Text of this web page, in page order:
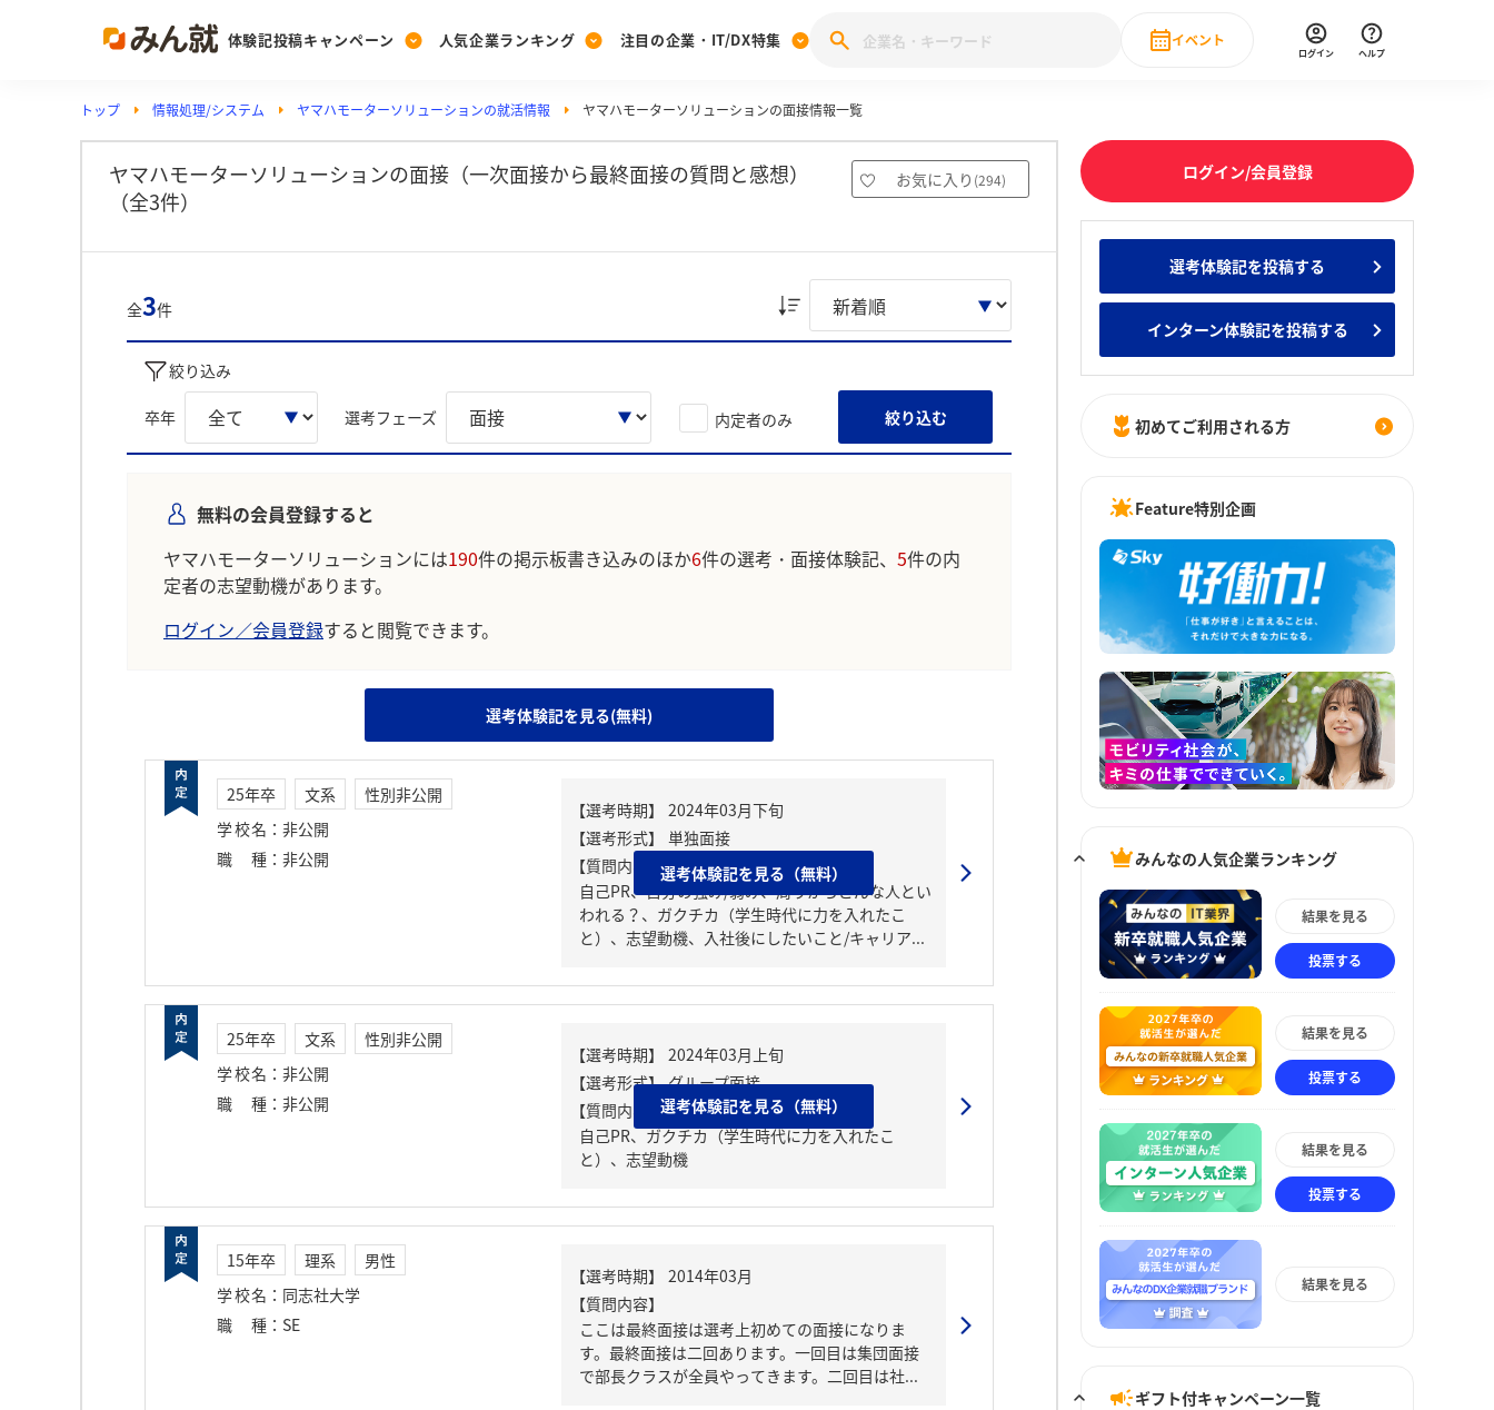
体験記投稿キャンペーン
Post
投稿する
[27卒] 本選考体験記投稿キャンペーン
人気企業ランキング
Ranking
ランキングを見る
みんなのDX企業就職ブランド調査
Vote みんなの新卒就職人気企業ランキング みんなのインターン人気企業ランキ
注目の企業・IT/DX特集
PickUp
注目の企業特集
28卒 IT・DX現場社員インタビュー
イベント
直近のイベント一覧
ログイン ヘルプ
トップ 情報処理/システム ヤマハモーターソリューションの就活情報 ヤマハモーターソリューションの面接情報一覧
ヤマハモーターソリューションの面接（一次面接から最終面接の質問と感想）
（全3件）
お気に入り (294)
全3件
絞り込み
卒年 選考フェーズ 内定者のみ 絞り込む
無料の会員登録すると
ヤマハモーターソリューションには190件の掲示板書き込みのほか6件の選考・面接体験記、 5件の内
定者の志望動機があります。
ログイン／会員登録すると閲覧できます。
選考体験記を見る(無料)
25年卒 文系
性別非公開
学校名 ： 非公開
職種 ： 非公開
【質問内容・課題】
自己PR、自分の強み/弱み、周りからどんな人とい
われる？、ガクチカ（学生時代に力を入れたこ
と）、志望動機、入社後にしたいこと/キャリア...
選考体験記を見る（無料）
25年卒 文系
性別非公開
学校名 ： 非公開
職種 ： 非公開
【質問内容・課題】
自己PR、ガクチカ（学生時代に力を入れたこ
と）、志望動機
選考体験記を見る（無料）
15年卒 理系
男性
学校名 ： 同志社大学
職種 ： SE
【質問内容】
ここは最終面接は選考上初めての面接になりま
す。最終面接は二回あります。一回目は集団面接
で部長クラスが全員やってきます。二回目は社...
ログイン/会員登録
選考体験記を投稿する
インターン体験記を投稿する
初めてご利用される方
Feature特別企画
みんなの人気企業ランキング
結果を見る
投票する
結果を見る
投票する
結果を見る
投票する
結果を見る
ギフト付キャンペーン一覧